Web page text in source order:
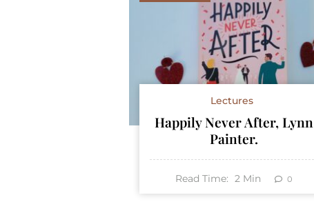
Lectures
Happily Never After, Lynn
Painter.
Read Time: 2 Min 0